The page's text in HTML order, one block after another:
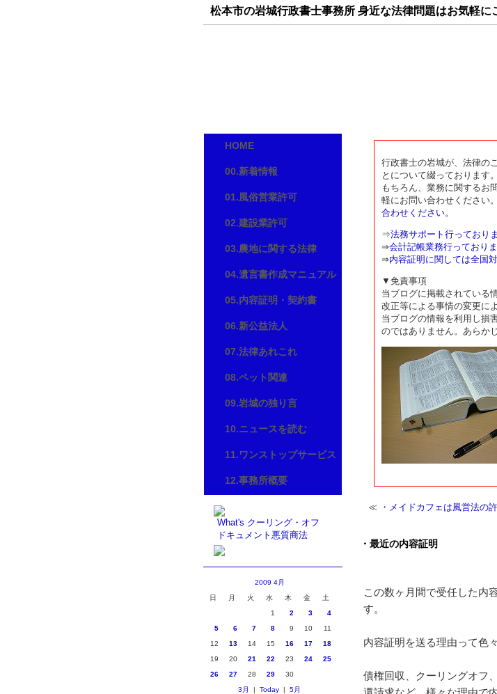
松本市の岩城行政書士事務所 身近な法律問題はお気軽に
行政書士の岩城が、法律の
とについて綴っております。
もちろん、業務に関するお
軽にお問い合わせください。
合わせください。
⇒法務サポート行っており
⇒会計記帳業務行っており
⇒内容証明に関しては全国
▼免責事項
当ブログに掲載されている
改正等による事情の変更に
当ブログの情報を利用し損
のではありません。あらか
≪ ・メイドカフェは風営法の
・最近の内容証明
この数ヶ月間で受任した内
す。
内容証明を送る理由って色
債権回収、クーリングオフ
HOME
00.新着情報
01.風俗営業許可
02.建設業許可
03.農地に関する法律
04.遺言書作成マニュアル
05.内容証明・契約書
06.新公益法人
07.法律あれこれ
08.ペット関連
09.岩城の独り言
10.ニュースを読む
11.ワンストップサービス
12.事務所概要
What's クーリング・オフ
ドキュメント悪質商法
2009 4月
日
月 火 水 木 金
土
1
2 3
4
5
6 7 8 9 10
11
12
13 14 15 16 17
18
19
20 21 22 23 24
25
26
27 28 29
30
3月
| Today | 5月